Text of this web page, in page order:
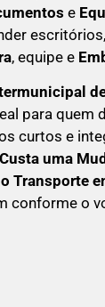
e
, equipe e
para quem
curtos e
uma
Transporte
conforme o